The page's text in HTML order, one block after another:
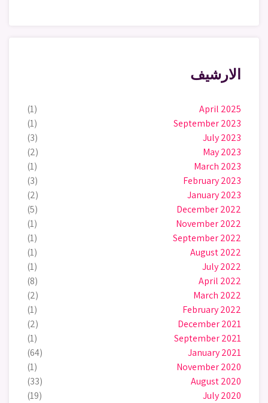
الارشيف
April 2025
(1)
September 2023
(1)
July 2023
(3)
May 2023
(2)
March 2023
(1)
February 2023
(3)
January 2023
(2)
December 2022
(5)
November 2022
(1)
September 2022
(1)
August 2022
(1)
July 2022
(1)
April 2022
(8)
March 2022
(2)
February 2022
(1)
December 2021
(2)
September 2021
(1)
January 2021
(64)
November 2020
(1)
August 2020
(33)
July 2020
(19)